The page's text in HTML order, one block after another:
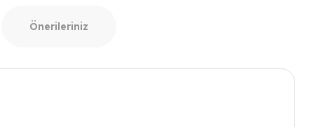
Önerileriniz